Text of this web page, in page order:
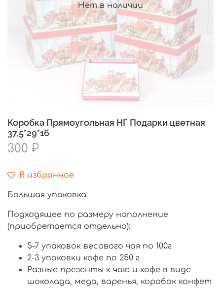
Нет в наличии
Коробка Прямоугольная НГ Подарки цветная
37,5*29*16
300 ₽
В избранное
Большая упаковка.
Подходящее по размеру наполнение
(приобретается отдельно):
5-7 упаковок весового чая по 100г
2-3 упаковки кофе по 250 г
Разные презенты к чаю и кофе в виде
шоколада, меда, варенья, коробок конфет